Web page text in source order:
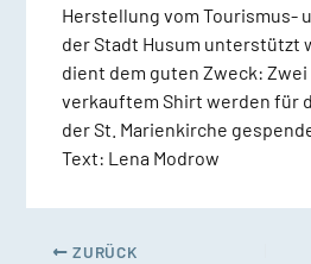
Herstellung vom Tourismus-
der Stadt Husum unterstützt
dient dem guten Zweck: Zwei
verkauftem Shirt werden für
der St. Marienkirche
Text: Lena Modrow
ZURÜCK